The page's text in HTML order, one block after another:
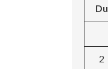
Du
2